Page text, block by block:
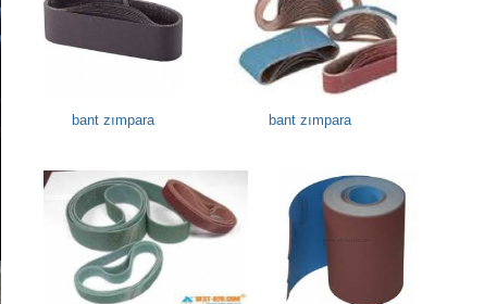
bant zımpara bant zımpara